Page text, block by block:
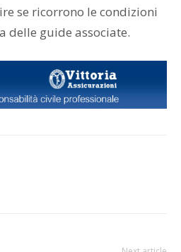
se ricorrono le condizioni
delle guide associate.